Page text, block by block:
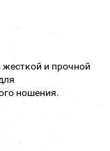
жесткой и прочной
ношения.